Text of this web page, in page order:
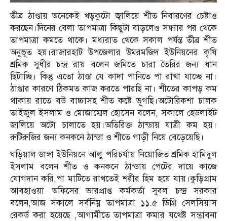
তীব্র ঠাণ্ডায় অনেকেই খড়কুটো জ্বালিয়ে শীত নিবারণের চেষ্টাও
করছেন।দিনের বেলা তাপমাত্রা কিছুটা বাড়লেও সন্ধ্যার পর থেকে
তাপমাত্রা কমতে থাকে। মধ্যরাত থেকে সকাল পর্যন্ত তীব্র শীত
অনুভূত হয়।রাজারহাট উপজেলার উমরমজিদ ইউনিয়নের কৃষি
শ্রমিক সুধীর চন্দ্র রায় বলেন জমিতে চারা তৈরির জন্য ধান
ছিটাচ্ছি। কিন্তু এতো ঠাণ্ডা যে কাদা পানিতে পা রাখা যাচ্ছে না।
ঠাণ্ডার কারণে ঠিকমত কাজ করতে পারছি না। শীতের কাপড় কম
থাকায় রাতে বউ বাচ্চাসহ শীত কষ্টে ভূগছি।অটোরিকশা চালক
তাইজুল ইসলাম ও মোজাম্মেল হোসেন বলেন, সকালে হেডলাইট
জালিয়ে অটো চালাতে হয়।অতিরিক্ত ঠান্ডায় যাত্রী কম হয়।
রুটিরুজির জন্য কনকনে ঠান্ডা ও শীতে গাড়ী নিয়ে বেড়েয়েছি।
ঘড়িয়াল ডাঙ্গা ইউনিয়নে আলু পরিচর্যায় নিয়োজিত শ্রমিক হামিদুল
ইসলাম বলেন শীত ও কনকনে ঠান্ডায় পেটের দায়ে কাজে
যোগদান করি,পা মাটিতে রাখতেই শরীর হিম হয়ে যায়।কুড়িগ্রাম
আবহাওয়া অফিসের ভারপ্রাপ্ত কর্মকর্তা সুবল চন্দ্র সরকার
বলেন,আজ সকালে সর্বনিম্ন তাপমাত্রা ১১.৫ ডিগ্রি সেলসিয়াস
রেকর্ড করা হয়েছে ,আগামীতে তাপমাত্রা কমার যথেষ্ট সম্ভাবনা